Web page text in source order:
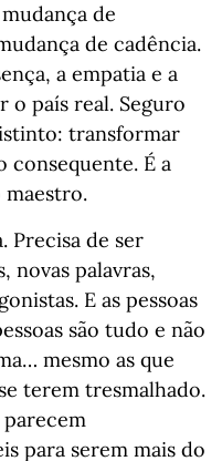
de
de cadência.
a empatia e a
o país real. Seguro
transformar
consequente. É a
Precisa de ser
novas palavras,
E as pessoas
são tudo e não
mesmo as que
terem tresmalhado.
parecem
para serem mais do